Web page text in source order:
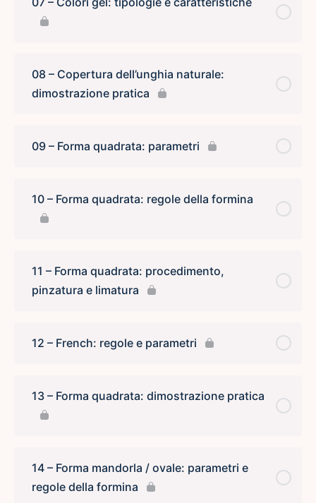
08 – Copertura dell’unghia naturale:
dimostrazione pratica
09 – Forma quadrata: parametri
10 – Forma quadrata: regole della formina
11 – Forma quadrata: procedimento,
pinzatura e limatura
12 – French: regole e parametri
13 – Forma quadrata: dimostrazione pratica
14 – Forma mandorla / ovale: parametri e
regole della formina